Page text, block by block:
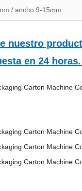
/ ancho 9-15mm
nuestro
en 24